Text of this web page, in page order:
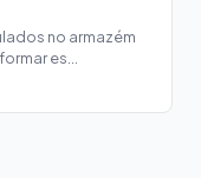
no armazém
es...